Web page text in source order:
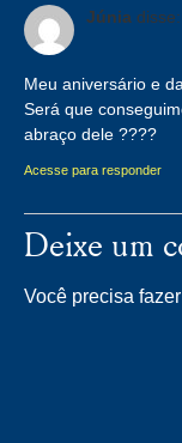
Júnia disse:
Meu aniversário e
Será que
abraço dele ????
Acesse para responder
Deixe um
Você precisa